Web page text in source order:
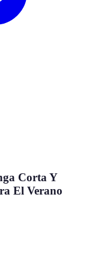
Corta Y
El Verano